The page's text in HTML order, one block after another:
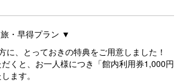
・早得プラン ▼
に、とっておきの特典をご用意しました！
くと、お一人様につき「館内利用券1,000円
ます。